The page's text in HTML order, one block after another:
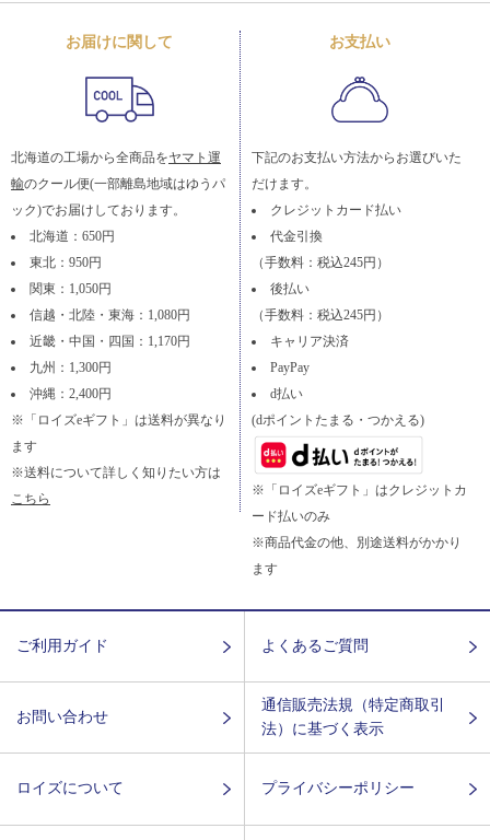
お届けに関して
北海道の工場から全商品をヤマト運
輸のクール便(一部離島地域はゆうパ
ック)でお届けしております。
北海道：650円
東北：950円
関東：1,050円
信越・北陸・東海：1,080円
近畿・中国・四国：1,170円
九州：1,300円
沖縄：2,400円
※「ロイズeギフト」は送料が異なり
ます
※送料について詳しく知りたい方は
こちら
お支払い
下記のお支払い方法からお選びいた
だけます。
クレジットカード払い
代金引換
（手数料：税込245円）
後払い
（手数料：税込245円）
キャリア決済
PayPay
d払い
(dポイントたまる・つかえる)
※「ロイズeギフト」はクレジットカ
ード払いのみ
※商品代金の他、別途送料がかかり
ます
ご利用ガイド よくあるご質問
お問い合わせ
通信販売法規（特定商取引
法）に基づく表示
ロイズについて プライバシーポリシー